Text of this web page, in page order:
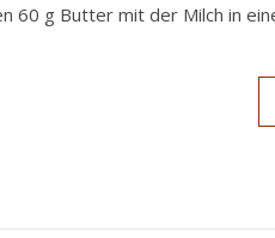
60 g Butter mit der Milch in